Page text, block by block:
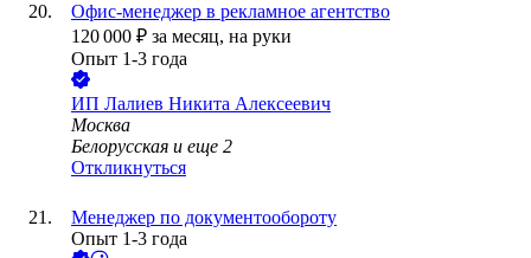
Офис-менеджер в рекламное агентство
120 000 ₽ за месяц, на руки
Опыт 1-3 года
ИП Лалиев Никита Алексеевич
Москва
Белорусская и еще 2
Откликнуться
Менеджер по документообороту
Опыт 1-3 года